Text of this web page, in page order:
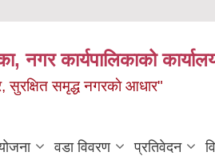
नगर कार्यपालिकाको
सुरक्षित समृद्ध नगरकाे आधार"
वडा विवरण प्रतिवेदन